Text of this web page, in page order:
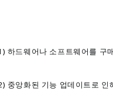
하드웨어나 소프트웨어를 구
중앙화된 기능 업데이트로